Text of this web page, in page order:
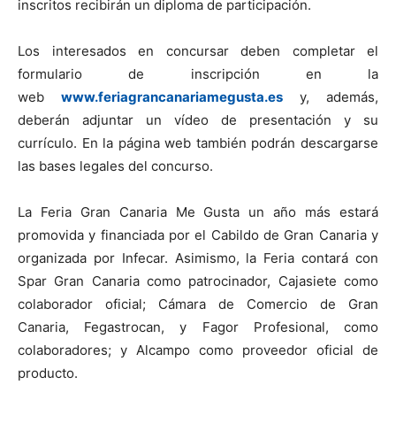
inscritos recibirán un diploma de participación.
Los interesados en concursar deben completar el
formulario de inscripción en la
web www.feriagrancanariamegusta.es y, además,
deberán adjuntar un vídeo de presentación y su
currículo. En la página web también podrán descargarse
las bases legales del concurso.
La Feria Gran Canaria Me Gusta un año más estará
promovida y financiada por el Cabildo de Gran Canaria y
organizada por Infecar. Asimismo, la Feria contará con
Spar Gran Canaria como patrocinador, Cajasiete como
colaborador oficial; Cámara de Comercio de Gran
Canaria, Fegastrocan, y Fagor Profesional, como
colaboradores; y Alcampo como proveedor oficial de
producto.